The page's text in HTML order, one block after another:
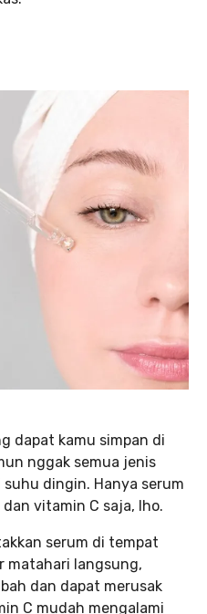
dapat kamu simpan di
nggak semua jenis
dingin. Hanya serum
vitamin C saja, lho.
serum di tempat
matahari langsung,
dan dapat merusak
C mudah mengalami